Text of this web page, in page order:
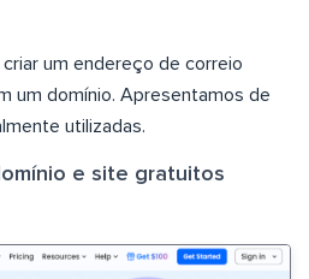
um endereço de correio
um domínio. Apresentamos de
utilizadas.
e site gratuitos